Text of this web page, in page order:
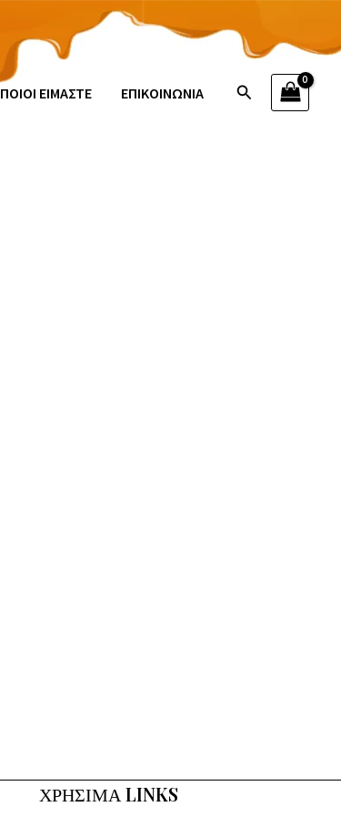
ΠΟΙΟΙ ΕΙΜΑΣΤΕ ΕΠΙΚΟΙΝΩΝΙΑ Αναζήτηση
ΧΡΗΣΙΜΑ LINKS